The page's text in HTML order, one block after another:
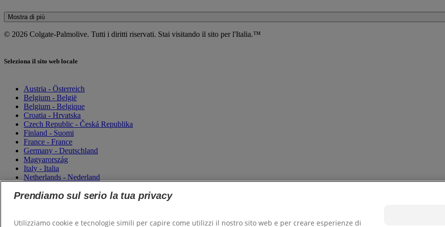
Mostra di più
© 2026 Colgate-Palmolive. Tutti i diritti riservati. Stai visitando il sito per l'Italia.™
Seleziona il sito web locale
Austria - Österreich
Belgium - België
Belgium - Belgique
Croatia - Hrvatska
Czech Republic - Česká Republika
Finland - Suomi
France - France
Germany - Deutschland
Magyarország
Italy - Italia
Netherlands - Nederland
Saudi Arabia (العربية)
Slovenija
Prendiamo sul serio la tua privacy
Utilizziamo cookie e tecnologie simili per capire come utilizzi il nostro sito web e per creare esperienze di